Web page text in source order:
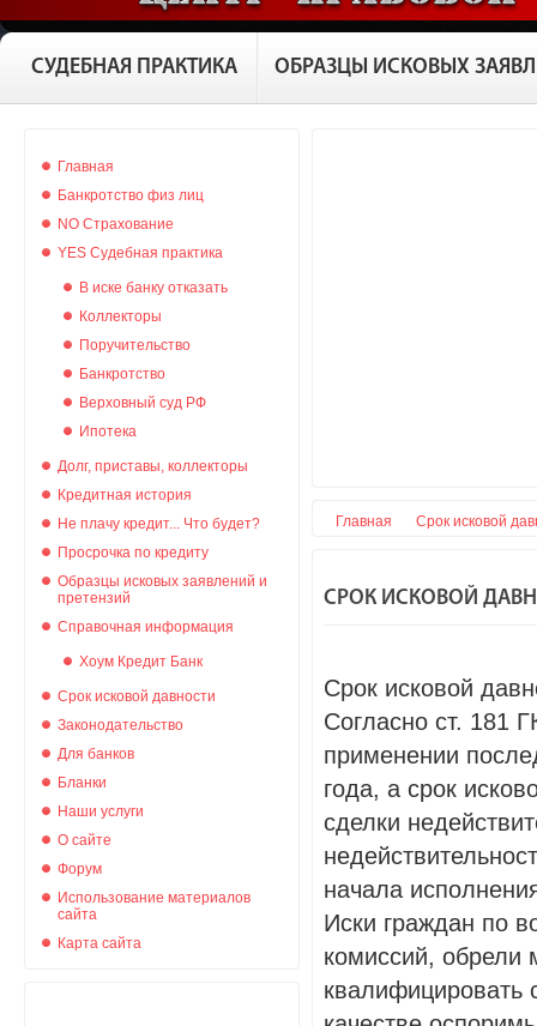
СУДЕБНАЯ ПРАКТИКА ОБРАЗЦЫ ИСКОВЫХ
Главная
Банкротство физ лиц
NO Страхование
YES Судебная практика
В иске банку отказать
Коллекторы
Поручительство
Банкротство
Верховный суд РФ
Ипотека
Долг, приставы, коллекторы
Кредитная история
Не плачу кредит... Что будет?
Просрочка по кредиту
Образцы исковых заявлений и
претензий
Справочная информация
Хоум Кредит Банк
Срок исковой давности
Законодательство
Для банков
Бланки
Наши услуги
О сайте
Форум
Использование материалов
сайта
Карта сайта
Главная Срок исковой
СРОК ИСКОВОЙ
Срок исковой
Согласно ст. 181
применении
года, а срок
сделки
начала
Иски граждан по
комиссий, обрели
квалифицировать